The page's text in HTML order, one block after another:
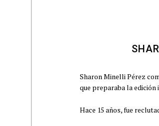
Sharon Minelli Pérez
que preparaba la edición
Hace 15 años, fue